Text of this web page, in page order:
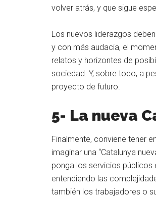
volver atrás, y que sigue
Los nuevos liderazgos
y con más audacia, el
relatos y horizontes de
sociedad. Y, sobre todo, a
proyecto de futuro.
5- La nueva
Finalmente, conviene tener
imaginar una “Catalunya
ponga los servicios públicos
entendiendo las
también los trabajadores o